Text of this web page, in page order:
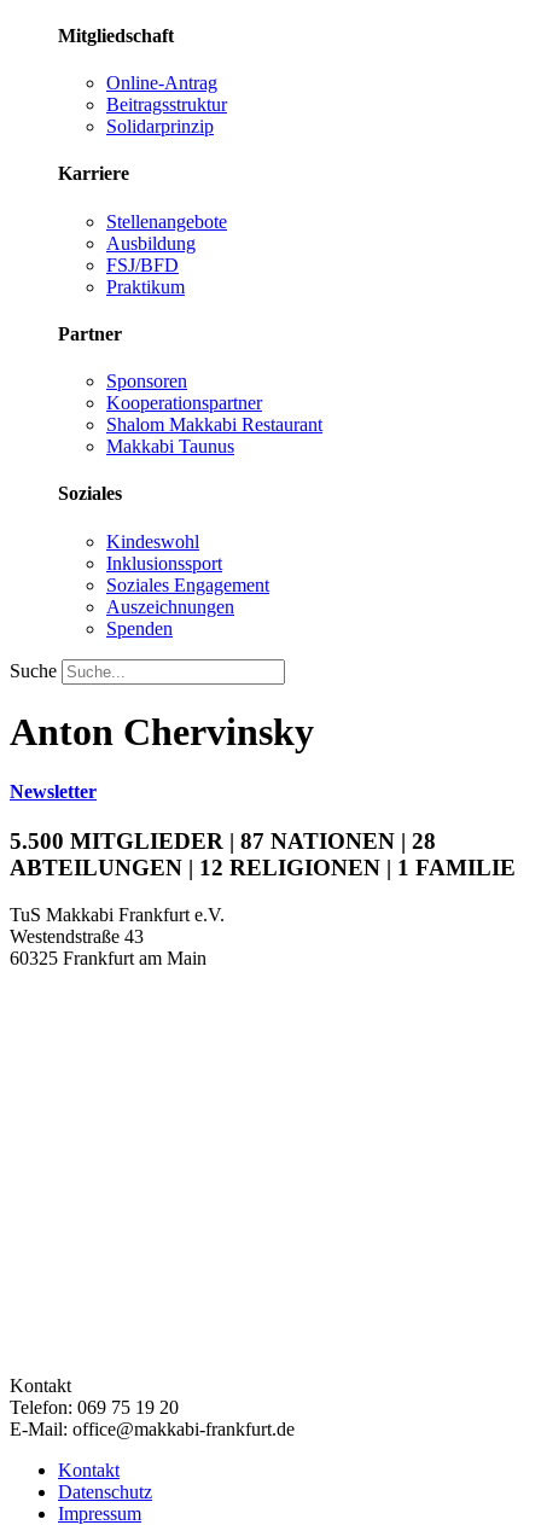
Mitgliedschaft
Online-Antrag
Beitragsstruktur
Solidarprinzip
Karriere
Stellenangebote
Ausbildung
FSJ/BFD
Praktikum
Partner
Sponsoren
Kooperationspartner
Shalom Makkabi Restaurant
Makkabi Taunus
Soziales
Kindeswohl
Inklusionssport
Soziales Engagement
Auszeichnungen
Spenden
Suche
Anton Chervinsky
Newsletter
5.500 MITGLIEDER | 87 NATIONEN | 28
ABTEILUNGEN | 12 RELIGIONEN | 1 FAMILIE
TuS Makkabi Frankfurt e.V.
Westendstraße 43
60325 Frankfurt am Main
Kontakt
Telefon: 069 75 19 20
E-Mail: office@makkabi-frankfurt.de
Kontakt
Datenschutz
Impressum